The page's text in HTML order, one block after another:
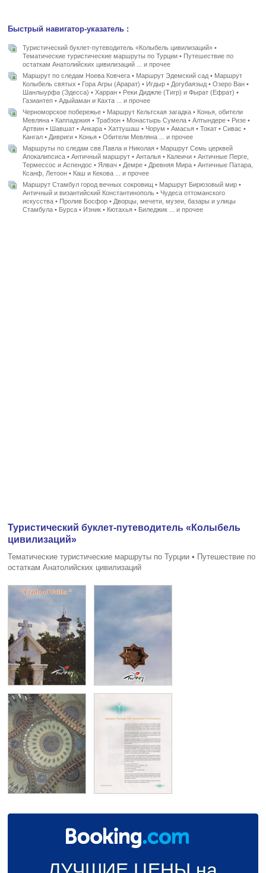
Быстрый навигатор-указатель :
Туристический буклет-путеводитель «Колыбель цивилизаций» •
Тематические туристические маршруты по Турции • Путешествие по
остаткам Анатолийских цивилизаций ... и прочее
Маршрут по следам Ноева Ковчега • Маршрут Эдемский сад • Маршрут
Колыбель святых • Гора Агры (Арарат) • Игдыр • Догубаязыд • Озеро Ван •
Шанлыурфа (Эдесса) • Харран • Реки Диджле (Тигр) и Фырат (Ефрат) •
Газиантеп • Адыйаман и Кахта ... и прочее
Черноморское побережье • Маршрут Кельтская загадка • Конья, обители
Мевляна • Каппадокия • Трабзон • Монастырь Сумела • Алтындере • Ризе •
Артвин • Шавшат • Анкара • Хаттушаш • Чорум • Амасья • Токат • Сивас •
Кангал • Дивриги • Конья • Обители Мевляна ... и прочее
Маршруты по следам свв.Павла и Николая • Маршрут Семь церквей
Апокалипсиса • Античный маршрут • Анталья • Калеичи • Античные Перге,
Термессос и Аспендос • Ялвач • Демре • Древняя Мира • Античные Патара,
Ксанф, Летоон • Каш и Кекова ... и прочее
Маршрут Стамбул город вечных сокровищ • Маршрут Бирюзовый мир •
Античный и византийский Константинополь • Чудеса оттоманского
искусства • Пролив Босфор • Дворцы, мечети, музеи, базары и улицы
Стамбула • Бурса • Изник • Кютахья • Биледжик ... и прочее
Туристический буклет-путеводитель «Колыбель
цивилизаций»
Тематические туристические маршруты по Турции • Путешествие по
остаткам Анатолийских цивилизаций